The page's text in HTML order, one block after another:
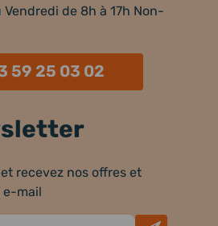
Vendredi de 8h à 17h Non-
59 25 03 02
recevez nos offres et
e-mail